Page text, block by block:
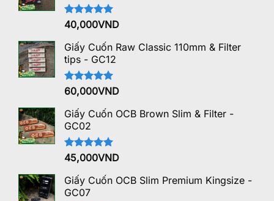
Được xếp
hạng
5 sao
40,000VND
Giấy Cuốn Raw Classic 110mm & Filter
tips - GC12
Được xếp
hạng
5 sao
60,000VND
Giấy Cuốn OCB Brown Slim & Filter -
GC02
Được xếp
hạng
5 sao
45,000VND
Giấy Cuốn OCB Slim Premium Kingsize -
GC07